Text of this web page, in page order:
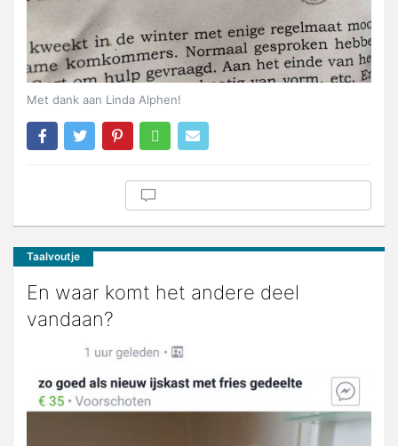
Met dank aan Linda Alphen!
Taalvoutje
En waar komt het andere deel
vandaan?